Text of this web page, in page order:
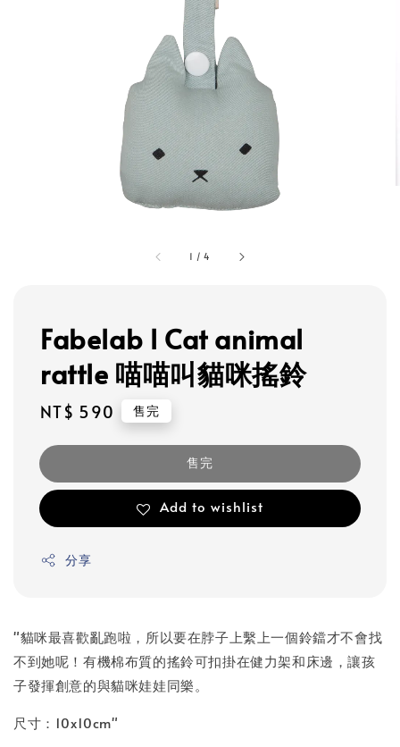
1 /4
Fabelab l Cat animal
rattle 喵喵叫貓咪搖鈴
Regular
NT$ 590 售完
售完
Add to wishlist
分享
"貓咪最喜歡亂跑啦，所以要在脖子上繫上一個鈴鐺才不會找
不到她呢！有機棉布質的搖鈴可扣掛在健力架和床邊，讓孩
子發揮創意的與貓咪娃娃同樂。
尺寸：10x10cm"